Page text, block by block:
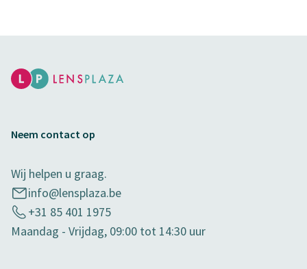
Neem contact op
Wij helpen u graag.
info@lensplaza.be
+31 85 401 1975
Maandag - Vrijdag, 09:00 tot 14:30 uur